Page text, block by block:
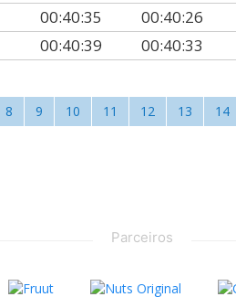
00:40:35 00:40:26
00:40:39 00:40:33
8 9 10 11 12 13 14
Parceiros